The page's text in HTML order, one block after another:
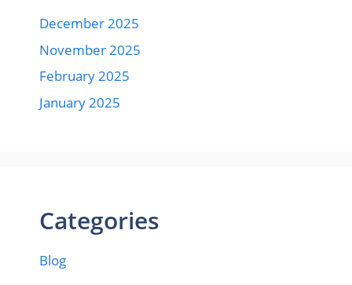
December 2025
November 2025
February 2025
January 2025
Categories
Blog